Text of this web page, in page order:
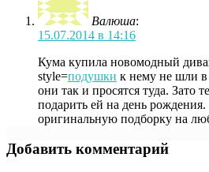
Валюша:
15.07.2014 в 14:16
Кума купила новомодный
style=подушки к нему не шли
они так и просятся туда. Зато
подарить ей на день рождения.
оригинальную подборку на
Добавить комментарий